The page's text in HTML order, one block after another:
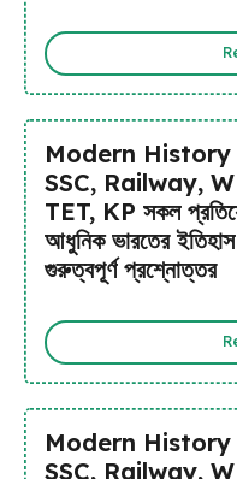
Modern
SSC, Railway,
TET, KP সকল
আধুনিক ভারতের
গুরুত্বপূর্ণ প্রশ্নোত্তর
Modern
SSC, Railway,